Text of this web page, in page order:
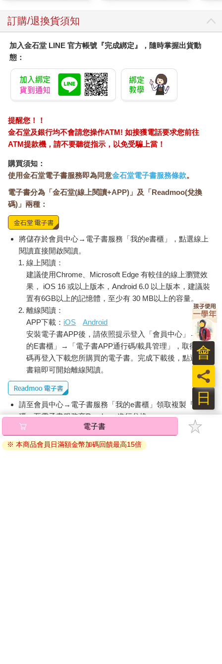
模式1～跟讀模式（純日語模式）：
以純日語的方式，收錄所有的單字及例句的朗讀音檔。在學
習時同步聽並跟著唸，即可以在最自然、道地的日語發音中加深
印象，讓背誦不會那麼困難、達到良好的記憶效果。
模式2～學習模式（一句日語、一句中文模式）：
單字的部分，以一句日語、一句中文的方式錄製，得到母語
的協助加深印象。且如此一來，就算手邊沒書，也可以在通勤或
訂購/退換貨須知
加入金石堂 LINE 官方帳號『完成綁定』，隨時掌握出貨動
態：
提醒您！！
金石堂及銀行均不會請您操作ATM! 如接獲電話要求您前往
ATM提款機，請不要聽從指示，以免受騙上當！
購買須知：
使用金石堂電子書服務即為同意金石堂電子書服務條款。
電子書分為「金石堂(線上閱讀+APP)」及「Readmoo(兌換
碼)」兩種：
將儲存於會員中心→電子書服務「我的e書櫃」，點選線上
閱讀直接開啟閱讀。
線上閱讀：
建議使用Chrome、Microsoft Edge 有較佳的線上瀏覽效
果， iOS 16 或以上版本，Android 6.0 以上版本，建議裝
置有6GB以上的記憶體，至少有 30 MB以上的容量。
離線閱讀：
APP下載： iOS
Android
安裝電子書APP後，請依照提示登入「會員中心」→「我
的E書櫃」→「電子書APP通行碼/載具管理」，取得通行
碼再登入下載您所購買的電子書。完成下載後，點選任一
書籍即可開始離線閱讀。
請至會員中心→電子書服務「我的e書櫃」領取複製『兌換
碼』至電子書服務商Readmoo進行兌換。
退換貨須知：
因版權保護，您在金石堂所購買的電子書僅能以金石堂專屬
電子書
※ 本商品會員日滿額金幣加碼回饋最高15倍
日
員
會